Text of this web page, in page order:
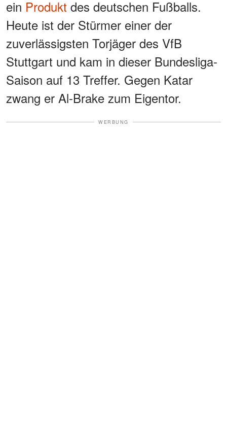
ein Produkt des deutschen Fußballs.
Heute ist der Stürmer einer der
zuverlässigsten Torjäger des VfB
Stuttgart und kam in dieser Bundesliga-
Saison auf 13 Treffer. Gegen Katar
zwang er Al-Brake zum Eigentor.
WERBUNG